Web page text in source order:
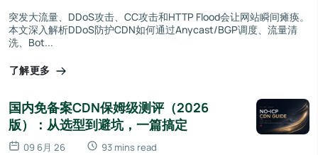
突发大流量、DDoS攻击、CC攻击和HTTP Flood会让网站瞬间瘫痪。
本文深入解析DDoS防护CDN如何通过Anycast/BGP调度、流量清
洗、Bot...
了解更多
国内免备案CDN保姆级测评（2026
版）：从选型到避坑，一篇搞定
09 6月 26 93 mins read